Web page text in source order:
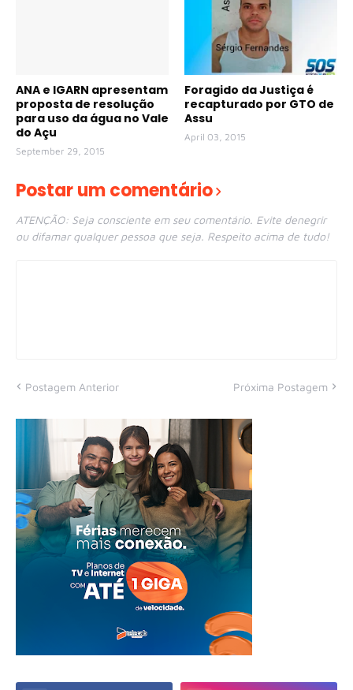
ANA e IGARN apresentam
proposta de resolução
para uso da água no Vale
do Açu
September 29, 2015
Foragido da Justiça é
recapturado por GTO de
Assu
April 03, 2015
Postar um comentário
ATENÇÃO: Seja consciente em seu comentário. Evite denegrir
ou difamar qualquer pessoa que seja. Respeito acima de tudo!
Postagem Anterior Próxima Postagem